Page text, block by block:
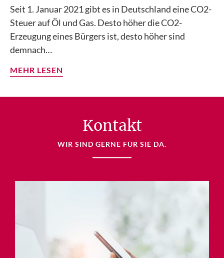
Seit 1. Januar 2021 gibt es in Deutschland eine CO2-
Steuer auf Öl und Gas. Desto höher die CO2-
Erzeugung eines Bürgers ist, desto höher sind
demnach…
MEHR LESEN
Kontakt
WIR SIND GERNE FÜR SIE DA.